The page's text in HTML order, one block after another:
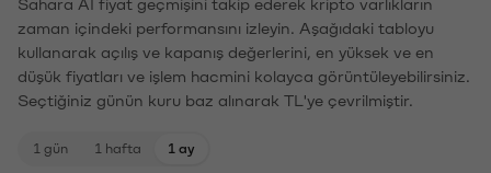
zaman içindeki performansını izleyin. Aşağıdaki tabloyu
kullanarak açılış ve kapanış değerlerini, en yüksek ve en
düşük fiyatları ve işlem hacmini kolayca görüntüleyebilirsiniz.
Seçtiğiniz günün kuru baz alınarak TL'ye çevrilmiştir.
1 gün 1 hafta 1 ay